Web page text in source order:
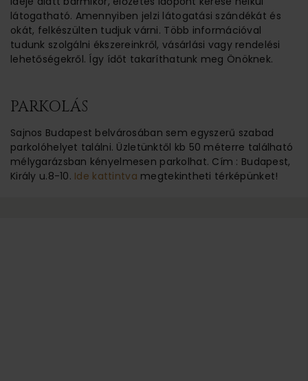
látogatható. Amennyiben jelzi látogatási szándékát és
okát, felkészülten tudjuk várni. Több információval
tudunk szolgálni ékszereinkről, vásárlási vagy rendelési
lehetőségekről. Így ídőt takaríthatunk meg Önöknek.
PARKOLÁS
Sajnos Budapest belvárosában sem egyszerű szabad
parkolóhelyet találni. Üzletünktől kb 50 méterre található
mélygarázsban kényelmesen parkolhat. Cím : Budapest,
Király u.8-10. Ide kattintva megtekintheti térképünket!